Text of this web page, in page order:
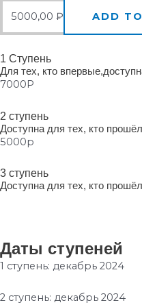
5000,00 ₽ ADD
1 Ступень
Для тех, кто
7000Р
2 ступень
Доступна для тех, кто
5000р
3 ступень
Доступна для тех, кто
Даты ступеней
1 ступень: декабрь 2024
2 ступень: декабрь 2024